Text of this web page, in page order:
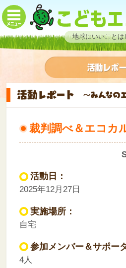
地球にいいことは
裁判調べ＆エコカ
活動日：
2025年12月27日
実施場所：
自宅
参加メンバー＆サポー
4人